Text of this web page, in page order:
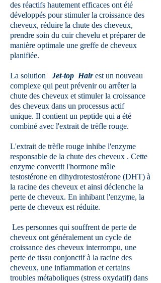
des réactifs hautement efficaces ont été
développés pour stimuler la croissance des
cheveux, réduire la chute des cheveux,
prendre soin du cuir chevelu et préparer de
manière optimale une greffe de cheveux
planifiée.
La solution Jet-top Hairest un nouveau
complexe qui peut prévenir ou arrêter la
chute des cheveux et stimuler la croissance
des cheveux dans un processus actif
unique. Il contient un peptide qui a été
combiné avec l'extrait de trèfle rouge.
L'extrait de trèfle rouge inhibe l'enzyme
responsable de la chute des cheveux . Cette
enzyme convertit l'hormone mâle
testostérone en dihydrotestostérone (DHT) à
la racine des cheveux et ainsi déclenche la
perte de cheveux. En inhibant l'enzyme, la
perte de cheveux est réduite.
Les personnes qui souffrent de perte de
cheveux ont généralement un cycle de
croissance des cheveux interrompu, une
perte de tissu conjonctif à la racine des
cheveux, une inflammation et certains
troubles métaboliques (stress oxydatif) dans